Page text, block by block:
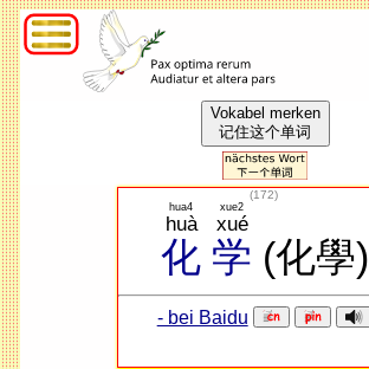
Vokabel merken
记住这个单词
(172)
化
huà
hua4
学
xué
xue2
(化學)
- bei Baidu